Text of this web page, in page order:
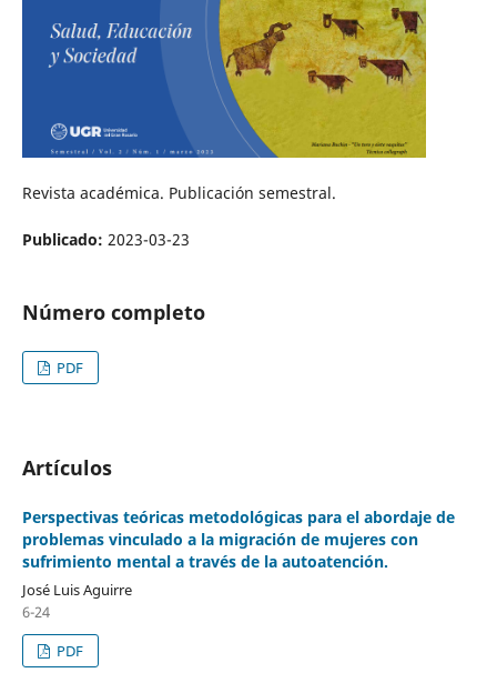
Revista académica. Publicación semestral.
Publicado: 2023-03-23
Número completo
PDF
Artículos
Perspectivas teóricas metodológicas para el abordaje de
problemas vinculado a la migración de mujeres con
sufrimiento mental a través de la autoatención.
José Luis Aguirre
6-24
PDF